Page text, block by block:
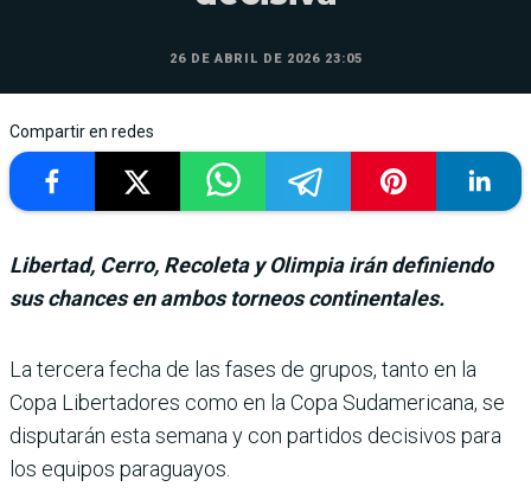
26 DE ABRIL DE 2026 23:05
Compartir en redes
Libertad, Cerro, Recoleta y Olimpia irán definiendo
sus chances en ambos torneos continentales.
La tercera fecha de las fases de grupos, tanto en la
Copa Libertadores como en la Copa Sudamericana, se
dis­putarán esta semana y con partidos decisivos para
los equipos paraguayos.